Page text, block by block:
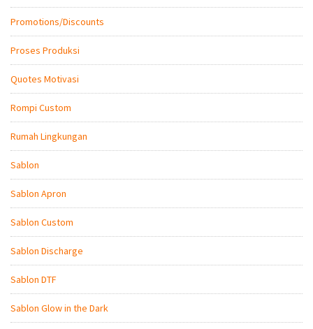
Promotions/Discounts
Proses Produksi
Quotes Motivasi
Rompi Custom
Rumah Lingkungan
Sablon
Sablon Apron
Sablon Custom
Sablon Discharge
Sablon DTF
Sablon Glow in the Dark